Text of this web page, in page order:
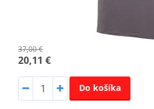
37,00 €
20,11 €
Do košíka